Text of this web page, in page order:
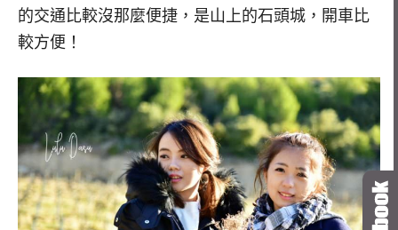
的交通比較沒那麼便捷，是山上的石頭城，開車比
較方便！